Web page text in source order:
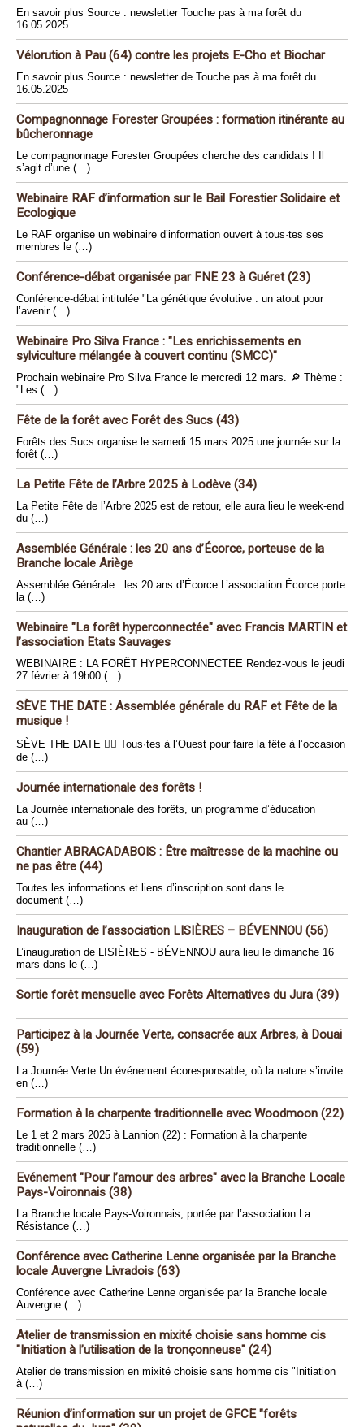
En savoir plus Source : newsletter Touche pas à ma forêt du
16.05.2025
Vélorution à Pau (64) contre les projets E-Cho et Biochar
En savoir plus Source : newsletter de Touche pas à ma forêt du
16.05.2025
Compagnonnage Forester Groupées : formation itinérante au
bûcheronnage
Le compagnonnage Forester Groupées cherche des candidats ! Il
s’agit d’une (…)
Webinaire RAF d’information sur le Bail Forestier Solidaire et
Ecologique
Le RAF organise un webinaire d’information ouvert à tous·tes ses
membres le (…)
Conférence-débat organisée par FNE 23 à Guéret (23)
Conférence-débat intitulée "La génétique évolutive : un atout pour
l’avenir (…)
Webinaire Pro Silva France : "Les enrichissements en
sylviculture mélangée à couvert continu (SMCC)"
Prochain webinaire Pro Silva France le mercredi 12 mars. 🔎 Thème :
"Les (…)
Fête de la forêt avec Forêt des Sucs (43)
Forêts des Sucs organise le samedi 15 mars 2025 une journée sur la
forêt (…)
La Petite Fête de l’Arbre 2025 à Lodève (34)
La Petite Fête de l’Arbre 2025 est de retour, elle aura lieu le week-end
du (…)
Assemblée Générale : les 20 ans d’Écorce, porteuse de la
Branche locale Ariège
Assemblée Générale : les 20 ans d’Écorce L’association Écorce porte
la (…)
Webinaire "La forêt hyperconnectée" avec Francis MARTIN et
l’association Etats Sauvages
WEBINAIRE : LA FORÊT HYPERCONNECTEE Rendez-vous le jeudi
27 février à 19h00 (…)
SÈVE THE DATE : Assemblée générale du RAF et Fête de la
musique !
SÈVE THE DATE 🏴‍☠️ Tous·tes à l’Ouest pour faire la fête à l’occasion
de (…)
Journée internationale des forêts !
La Journée internationale des forêts, un programme d’éducation
au (…)
Chantier ABRACADABOIS : Être maîtresse de la machine ou
ne pas être (44)
Toutes les informations et liens d’inscription sont dans le
document (…)
Inauguration de l’association LISIÈRES – BÉVENNOU (56)
L’inauguration de LISIÈRES - BÉVENNOU aura lieu le dimanche 16
mars dans le (…)
Sortie forêt mensuelle avec Forêts Alternatives du Jura (39)
Participez à la Journée Verte, consacrée aux Arbres, à Douai
(59)
La Journée Verte Un événement écoresponsable, où la nature s’invite
en (…)
Formation à la charpente traditionnelle avec Woodmoon (22)
Le 1 et 2 mars 2025 à Lannion (22) : Formation à la charpente
traditionnelle (…)
Evénement "Pour l’amour des arbres" avec la Branche Locale
Pays-Voironnais (38)
La Branche locale Pays-Voironnais, portée par l’association La
Résistance (…)
Conférence avec Catherine Lenne organisée par la Branche
locale Auvergne Livradois (63)
Conférence avec Catherine Lenne organisée par la Branche locale
Auvergne (…)
Atelier de transmission en mixité choisie sans homme cis
"Initiation à l’utilisation de la tronçonneuse" (24)
Atelier de transmission en mixité choisie sans homme cis "Initiation
à (…)
Réunion d’information sur un projet de GFCE "forêts